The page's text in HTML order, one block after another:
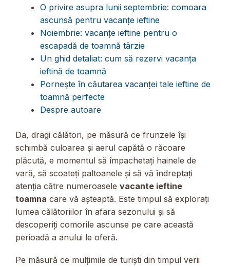
O privire asupra lunii septembrie: comoara
ascunsă pentru vacanțe ieftine
Noiembrie: vacanțe ieftine pentru o
escapadă de toamnă târzie
Un ghid detaliat: cum să rezervi vacanța
ieftină de toamnă
Pornește în căutarea vacanței tale ieftine de
toamnă perfecte
Despre autoare
Da, dragi călători, pe măsură ce frunzele își
schimbă culoarea și aerul capătă o răcoare
plăcută, e momentul să împachetați hainele de
vară, să scoateți paltoanele și să vă îndreptați
atenția către numeroasele vacante ieftine
toamna care vă așteaptă. Este timpul să explorați
lumea călătoriilor în afara sezonului și să
descoperiți comorile ascunse pe care această
perioadă a anului le oferă.
Pe măsură ce mulțimile de turiști din timpul verii